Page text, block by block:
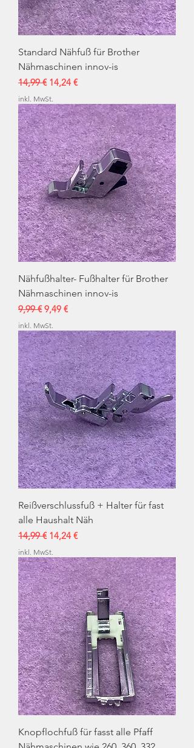
Standard Nähfuß für Brother
Nähmaschinen innov-is
Standardpreis
14,99 € Sale-Preis
14,24 €
inkl. MwSt.
Nähfußhalter- Fußhalter für Brother
Nähmaschinen innov-is
Standardpreis
9,99 € Sale-Preis
9,49 €
inkl. MwSt.
Reißverschlussfuß + Halter für fast
alle Haushalt Näh
Standardpreis
14,99 € Sale-Preis
14,24 €
inkl. MwSt.
Knopflochfuß für fasst alle Pfaff